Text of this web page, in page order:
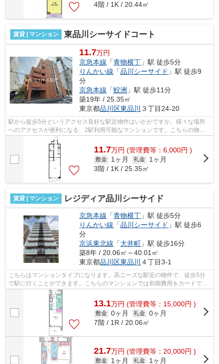
4階 / 1K / 20.44㎡
賃貸 | マンション 東品川シーサイドコート
11.7万円
京急本線 「青物横丁 」駅 徒歩5分
りんかい線 「品川シーサイド 」駅 徒歩9
分
京急本線 「鮫洲 」駅 徒歩11分
築19年 / 25.35㎡
東京都品川区東品川 ３丁目24-20
駅から徒歩5分というアクセス良好な駅近物件はいかがですか。様々な場所
へのアクセスが便利になる、2駅利用可能なマンションです。こちらの物件
にはエレベーターがあります。こちらは...
11.7万円 (管理費等：6,000円 )
敷金 1ヶ月 礼金
1ヶ月
3階 / 1K / 25.35㎡
賃貸 | マンション レジディア品川シーサイド
京急本線 「青物横丁 」駅 徒歩5分
りんかい線 「品川シーサイド 」駅 徒歩6
分
京浜東北線 「大井町 」駅 徒歩16分
築8年 / 20.06㎡～40.01㎡
東京都品川区東品川 ４丁目3-1
こちらはマンションタイプになります。高ニーズな駅近の物件で、徒歩5分
で駅に行くことができます。こちらのマンションでは初期費用をカードでお
支払いいただけます。乗駅まで平坦な物...
13.1万円 (管理費等：15,000円 )
敷金 0ヶ月 礼金 0ヶ月
7階 / 1R / 20.06㎡
21.7万円 (管理費等：20,000円 )
敷金 1ヶ月 礼金
1ヶ月